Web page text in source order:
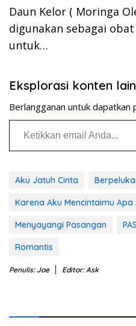
Daun Kelor ( Moringa
digunakan sebagai
untuk…
Eksplorasi konten
Berlangganan untuk
Ketikkan email Anda...
Aku Jatuh Cinta
Karena Aku Mencintaimu
Menyayangi Pasangan
Romantis
Penulis: Joe Editor: Ask